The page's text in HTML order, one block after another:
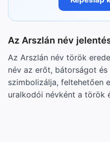
Az Arszlán név
Az Arszlán név török
név az erőt, bátorságot
szimbolizálja, feltehetően
uralkodói névként a török